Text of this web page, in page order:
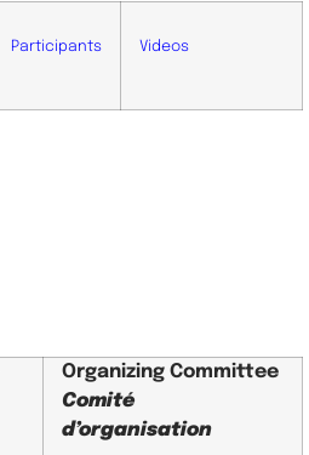
Participants Videos
Organizing Committee
Comité
d’organisation